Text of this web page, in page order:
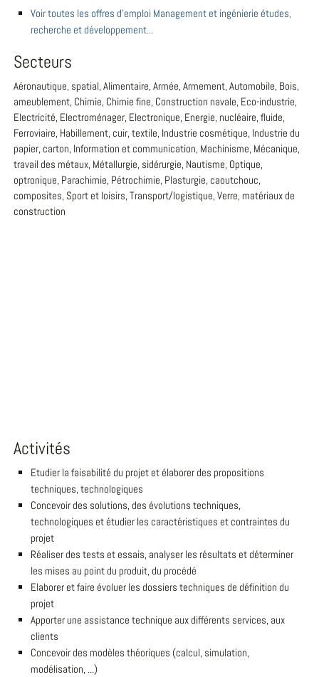
Voir toutes les offres d'emploi Management et ingénierie études,
recherche et développement...
Secteurs
Aéronautique, spatial, Alimentaire, Armée, Armement, Automobile, Bois,
ameublement, Chimie, Chimie fine, Construction navale, Eco-industrie,
Electricité, Electroménager, Electronique, Energie, nucléaire, fluide,
Ferroviaire, Habillement, cuir, textile, Industrie cosmétique, Industrie du
papier, carton, Information et communication, Machinisme, Mécanique,
travail des métaux, Métallurgie, sidérurgie, Nautisme, Optique,
optronique, Parachimie, Pétrochimie, Plasturgie, caoutchouc,
composites, Sport et loisirs, Transport/logistique, Verre, matériaux de
construction
Activités
Etudier la faisabilité du projet et élaborer des propositions
techniques, technologiques
Concevoir des solutions, des évolutions techniques,
technologiques et étudier les caractéristiques et contraintes du
projet
Réaliser des tests et essais, analyser les résultats et déterminer
les mises au point du produit, du procédé
Elaborer et faire évoluer les dossiers techniques de définition du
projet
Apporter une assistance technique aux différents services, aux
clients
Concevoir des modèles théoriques (calcul, simulation,
modélisation, ...)